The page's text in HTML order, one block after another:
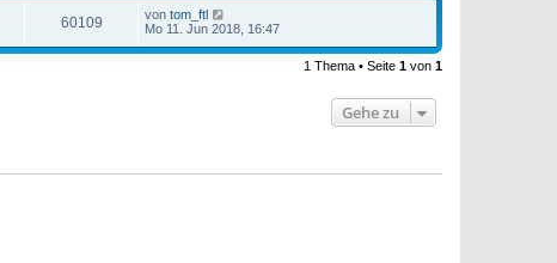
60109 von tom_ftl
Mo 11. Jun 2018, 16:47
1 Thema • Seite 1 von 1
Gehe zu